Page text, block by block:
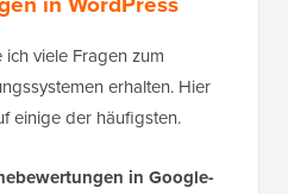
viele Fragen zum
erhalten. Hier
einige der häufigsten.
in Google-